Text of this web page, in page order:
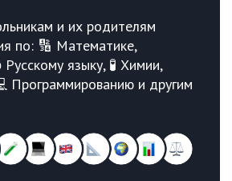
и их родителям
по: 🔢 Математике,
языку, 🧪 Химии,
Программированию и другим